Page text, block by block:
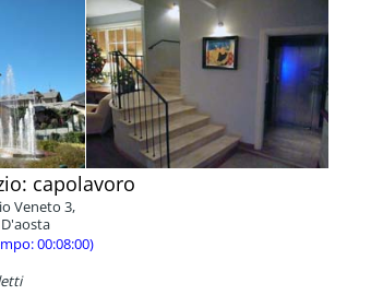
capolavoro
Veneto 3,
00:08:00)